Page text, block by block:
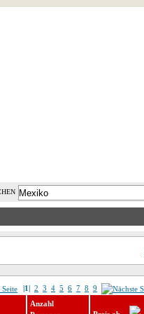
|1| 2 3 4 5 6 7 8 9
Anzahl